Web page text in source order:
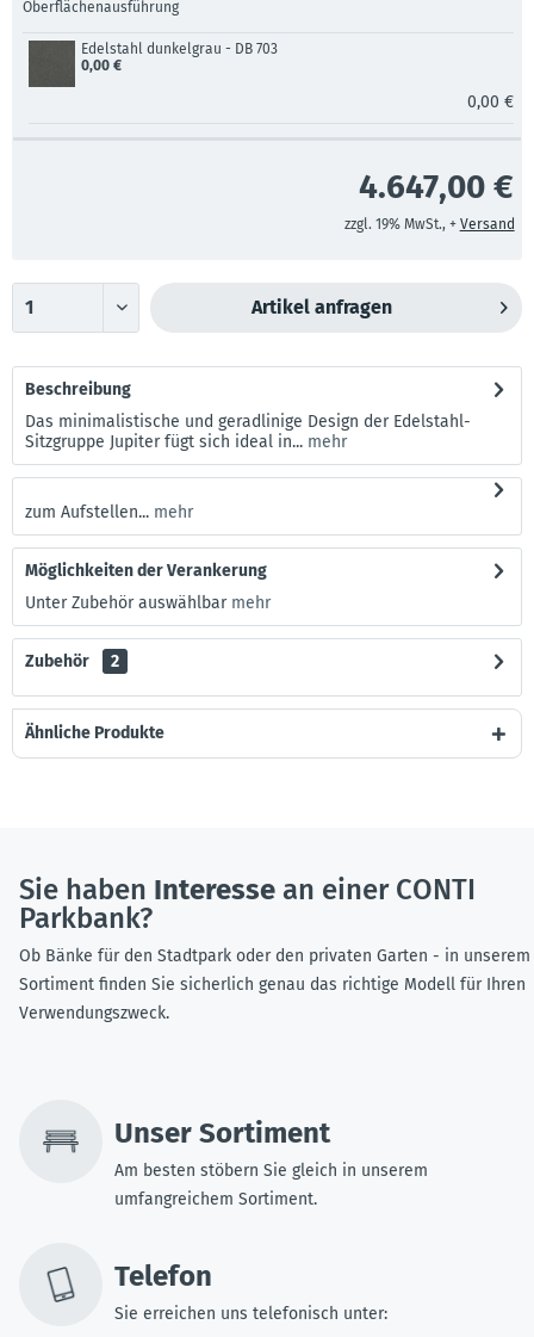
Oberflächenausführung
Edelstahl dunkelgrau - DB 703
0,00 €
0,00 €
4.647,00 €
zzgl. 19% MwSt., + Versand
Artikel anfragen
Beschreibung
Das minimalistische und geradlinige Design der Edelstahl-
Sitzgruppe Jupiter fügt sich ideal in... mehr
zum Aufstellen... mehr
Möglichkeiten der Verankerung
Unter Zubehör auswählbar mehr
Zubehör 2
Ähnliche Produkte
Sie haben Interesse an einer CONTI
Parkbank?
Ob Bänke für den Stadtpark oder den privaten Garten - in unserem
Sortiment finden Sie sicherlich genau das richtige Modell für Ihren
Verwendungszweck.
Unser Sortiment
Am besten stöbern Sie gleich in unserem
umfangreichem Sortiment.
Telefon
Sie erreichen uns telefonisch unter: